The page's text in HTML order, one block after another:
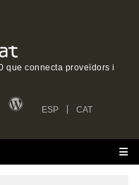
que connecta proveïdors i
ESP CAT